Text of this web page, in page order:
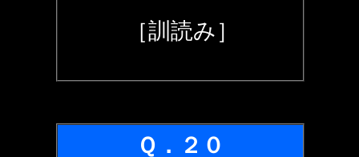
［訓読み］
Ｑ．２０